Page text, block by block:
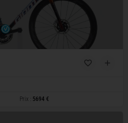
Prix : 5694 €